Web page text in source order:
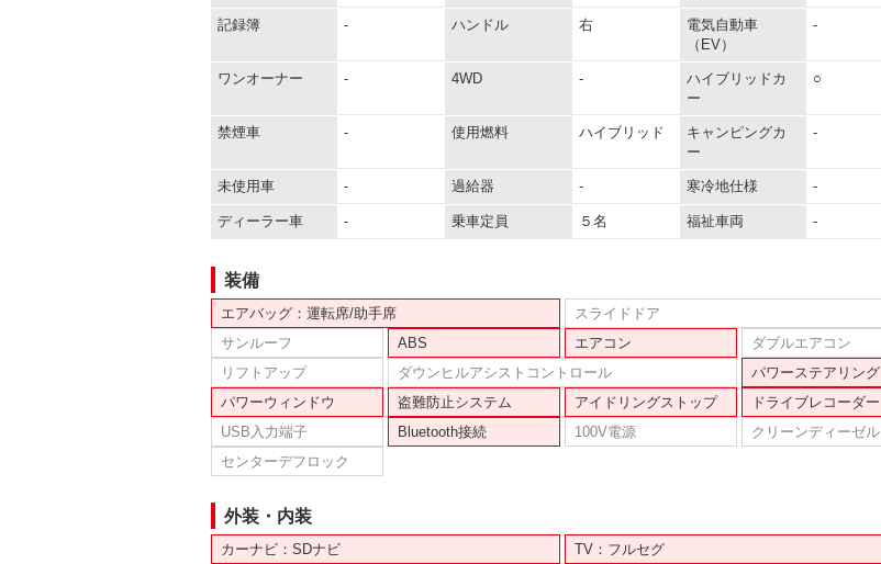
記録簿 - ハンドル 右
電気自動車
（EV）
-
ワンオーナー - 4WD -
ハイブリッドカ
ー
○
禁煙車 - 使用燃料 ハイブリッド
キャンピングカ
ー
-
未使用車 - 過給器 - 寒冷地仕様 -
ディーラー車 - 乗車定員 ５名 福祉車両 -
装備
エアバッグ：運転席/助手席
スライドドア
サンルーフ
ABS エアコン
ダブルエアコン
リフトアップ
ダウンヒルアシストコントロール
パワーステアリング
パワーウィンドウ
盗難防止システム アイドリングストップ
ドライブレコーダー
USB入力端子
Bluetooth接続 100V電源
クリーンディーゼル
センターデフロック
外装・内装
カーナビ：SDナビ
TV：フルセグ